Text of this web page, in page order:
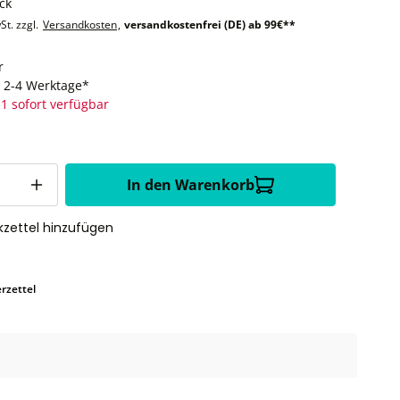
zzgl. Versandkosten, versandkostenfrei (DE) ab 99€**
4 Werktage*
sofort verfügbar
In den Warenkorb
hinzufügen